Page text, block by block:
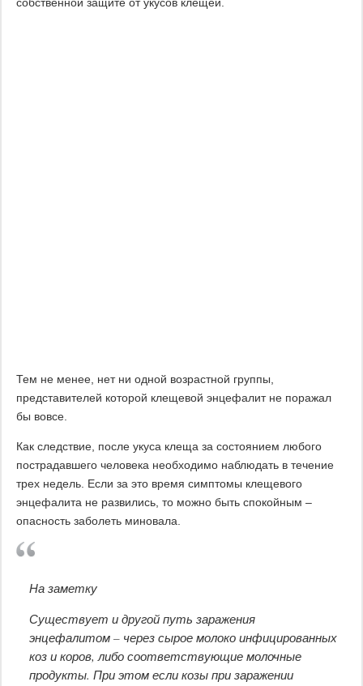
Тем не менее, нет ни одной возрастной группы,
представителей которой клещевой энцефалит не поражал
бы вовсе.
Как следствие, после укуса клеща за состоянием любого
пострадавшего человека необходимо наблюдать в течение
трех недель. Если за это время симптомы клещевого
энцефалита не развились, то можно быть спокойным –
опасность заболеть миновала.
На заметку
Существует и другой путь заражения
энцефалитом – через сырое молоко инфицированных
коз и коров, либо соответствующие молочные
продукты. При этом если козы при заражении